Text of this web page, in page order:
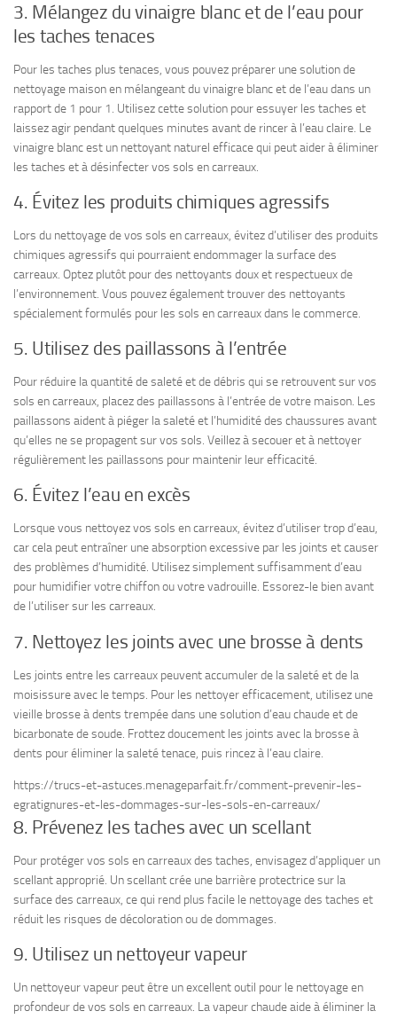
3. Mélangez du vinaigre blanc et de l’eau pour
les taches tenaces
Pour les taches plus tenaces, vous pouvez préparer une solution de
nettoyage maison en mélangeant du vinaigre blanc et de l’eau dans un
rapport de 1 pour 1. Utilisez cette solution pour essuyer les taches et
laissez agir pendant quelques minutes avant de rincer à l’eau claire. Le
vinaigre blanc est un nettoyant naturel efficace qui peut aider à éliminer
les taches et à désinfecter vos sols en carreaux.
4. Évitez les produits chimiques agressifs
Lors du nettoyage de vos sols en carreaux, évitez d’utiliser des produits
chimiques agressifs qui pourraient endommager la surface des
carreaux. Optez plutôt pour des nettoyants doux et respectueux de
l’environnement. Vous pouvez également trouver des nettoyants
spécialement formulés pour les sols en carreaux dans le commerce.
5. Utilisez des paillassons à l’entrée
Pour réduire la quantité de saleté et de débris qui se retrouvent sur vos
sols en carreaux, placez des paillassons à l’entrée de votre maison. Les
paillassons aident à piéger la saleté et l’humidité des chaussures avant
qu’elles ne se propagent sur vos sols. Veillez à secouer et à nettoyer
régulièrement les paillassons pour maintenir leur efficacité.
6. Évitez l’eau en excès
Lorsque vous nettoyez vos sols en carreaux, évitez d’utiliser trop d’eau,
car cela peut entraîner une absorption excessive par les joints et causer
des problèmes d’humidité. Utilisez simplement suffisamment d’eau
pour humidifier votre chiffon ou votre vadrouille. Essorez-le bien avant
de l’utiliser sur les carreaux.
7. Nettoyez les joints avec une brosse à dents
Les joints entre les carreaux peuvent accumuler de la saleté et de la
moisissure avec le temps. Pour les nettoyer efficacement, utilisez une
vieille brosse à dents trempée dans une solution d’eau chaude et de
bicarbonate de soude. Frottez doucement les joints avec la brosse à
dents pour éliminer la saleté tenace, puis rincez à l’eau claire.
https://trucs-et-astuces.menageparfait.fr/comment-prevenir-les-
egratignures-et-les-dommages-sur-les-sols-en-carreaux/
8. Prévenez les taches avec un scellant
Pour protéger vos sols en carreaux des taches, envisagez d’appliquer un
scellant approprié. Un scellant crée une barrière protectrice sur la
surface des carreaux, ce qui rend plus facile le nettoyage des taches et
réduit les risques de décoloration ou de dommages.
9. Utilisez un nettoyeur vapeur
Un nettoyeur vapeur peut être un excellent outil pour le nettoyage en
profondeur de vos sols en carreaux. La vapeur chaude aide à éliminer la